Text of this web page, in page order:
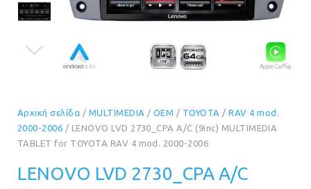
Αρχική σελίδα / MULTIMEDIA / OEM / TOYOTA /RAV 4 mod.
2000-2006 / LENOVO LVD 2730_CPA A/C (9inc) MULTIMEDIA
TABLET for TOYOTA RAV 4 mod. 2000-2006
LENOVO LVD 2730_CPA A/C